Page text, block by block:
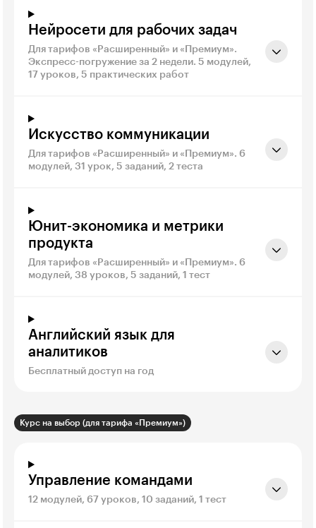
Нейросети для рабочих задач
Для тарифов «Расширенный» и «Премиум».
Экспресс-погружение за 2 недели. 5 модулей,
17 уроков, 5 практических работ
Искусство коммуникации
Для тарифов «Расширенный» и «Премиум». 6
модулей, 31 урок, 5 заданий, 2 теста
Юнит-экономика и метрики
продукта
Для тарифов «Расширенный» и «Премиум». 6
модулей, 38 уроков, 5 заданий, 1 тест
Английский язык для
аналитиков
Бесплатный доступ на год
Курс на выбор (для тарифа «Премиум»)
Управление командами
12 модулей, 67 уроков, 10 заданий, 1 тест